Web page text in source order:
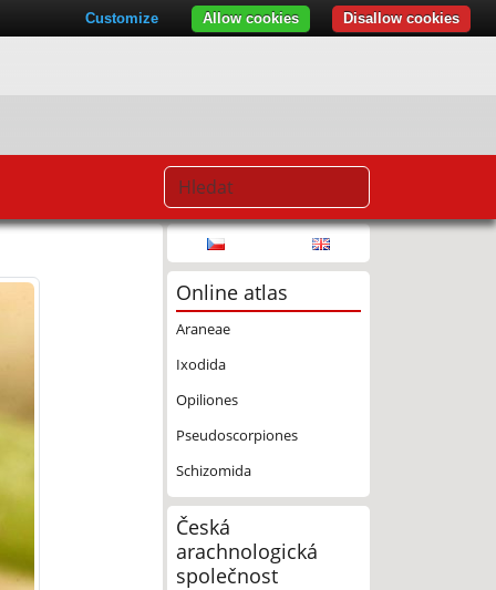
Online atlas
Araneae
Ixodida
Opiliones
Pseudoscorpiones
Schizomida
Česká
arachnologická
společnost
Disallow cookies
Allow cookies
Customize